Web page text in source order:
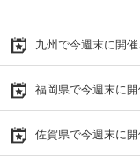
九州で今週末に開
福岡県で今週末に
佐賀県で今週末に